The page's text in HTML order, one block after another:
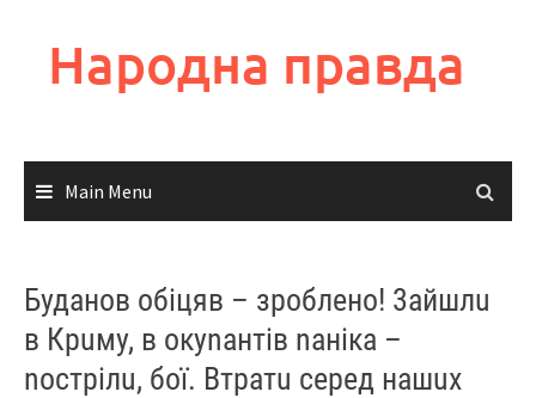
contentНародна правда
Main Menu
Буданов обіцяв – зроблено! 3айшлu
в Крuму, в окуnантів nаніка –
nострілu, бої. Втратu серед нашuх